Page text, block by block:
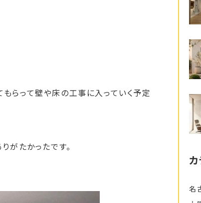
らって壁や床の工事に入っていく予定
がたかったです。
名